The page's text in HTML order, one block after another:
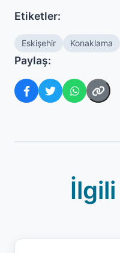
Etiketler:
Eskişehir Konaklama
Paylaş:
İlgili